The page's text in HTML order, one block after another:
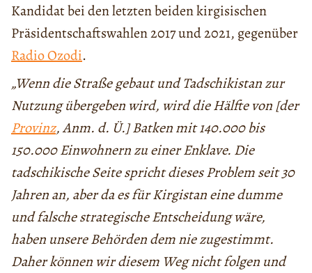
Kandidat bei den letzten beiden kirgisischen
Präsidentschaftswahlen 2017 und 2021, gegenüber
Radio Ozodi.
„Wenn die Straße gebaut und Tadschikistan zur
Nutzung übergeben wird, wird die Hälfte von [der
Provinz, Anm. d. Ü.] Batken mit 140.000 bis
150.000 Einwohnern zu einer Enklave. Die
tadschikische Seite spricht dieses Problem seit 30
Jahren an, aber da es für Kirgistan eine dumme
und falsche strategische Entscheidung wäre,
haben unsere Behörden dem nie zugestimmt.
Daher können wir diesem Weg nicht folgen und